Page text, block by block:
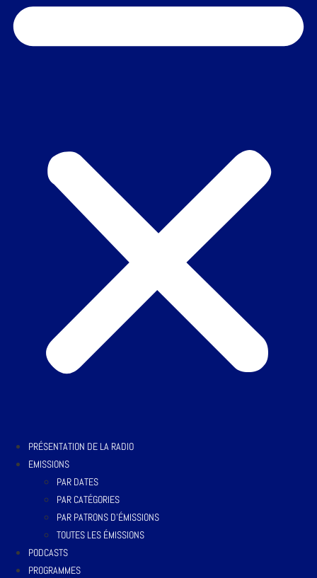
PRÉSENTATION DE LA RADIO
EMISSIONS
PAR DATES
PAR CATÉGORIES
PAR PATRONS D’ÉMISSIONS
TOUTES LES ÉMISSIONS
PODCASTS
PROGRAMMES